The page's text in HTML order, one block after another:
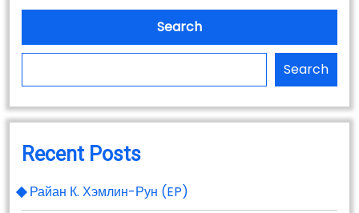
ДЛЯ
22.05.2019Search
Search
Recent Posts
Райан К. Хэмлин-Рун (EP)